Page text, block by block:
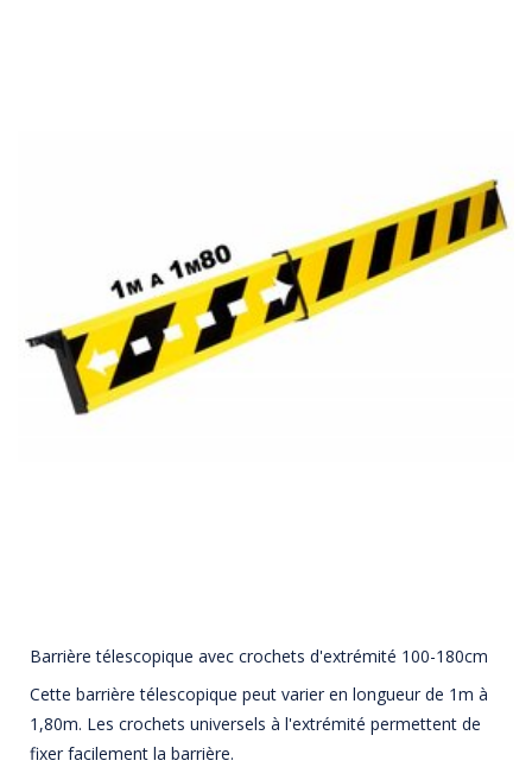
Barrière télescopique avec crochets d'extrémité 100-180cm
Cette barrière télescopique peut varier en longueur de 1m à
1,80m. Les crochets universels à l'extrémité permettent de
fixer facilement la barrière.